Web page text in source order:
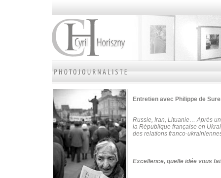
Entretien avec Philippe de
Russie, Iran, Lituanie… Après
la République française en
des relations franco-
Excellence, quelle idée vous